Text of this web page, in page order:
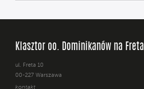
Klasztor oo. Dominikanów na Freta
ul. Freta 10
00-227 Warszawa
kontakt